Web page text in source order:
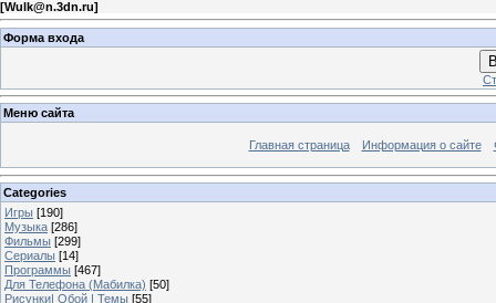
[Wulk@n.3dn.ru]
Форма входа
Меню сайта
Главная страница Информация о сайте
Categories
Игры [190]
Музыка [286]
Фильмы [299]
Сериалы [14]
Программы [467]
Для Телефона (Мабилка) [50]
Рисунки| Обой | Темы [55]